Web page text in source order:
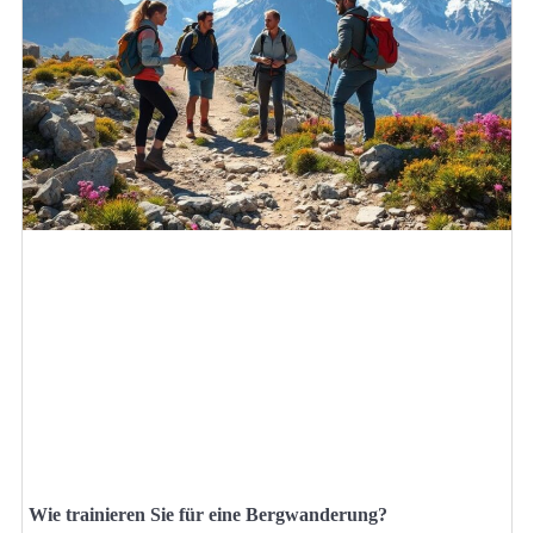
Wie trainieren Sie für eine Bergwanderung?